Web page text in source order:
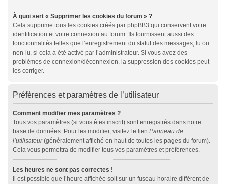
À quoi sert « Supprimer les cookies du forum » ?
Cela supprime tous les cookies créés par phpBB3 qui conservent votre
identification et votre connexion au forum. Ils fournissent aussi des
fonctionnalités telles que l’enregistrement du statut des messages, lu ou
non-lu, si cela a été activé par l’administrateur. Si vous avez des
problèmes de connexion/déconnexion, la suppression des cookies peut
les corriger.
Préférences et paramètres de l’utilisateur
Comment modifier mes paramètres ?
Tous vos paramètres (si vous êtes inscrit) sont enregistrés dans notre
base de données. Pour les modifier, visitez le lien Panneau de
l’utilisateur(généralement affiché en haut de toutes les pages du forum).
Cela vous permettra de modifier tous vos paramètres et préférences.
Les heures ne sont pas correctes !
Il est possible que l’heure affichée soit sur un fuseau horaire différent de